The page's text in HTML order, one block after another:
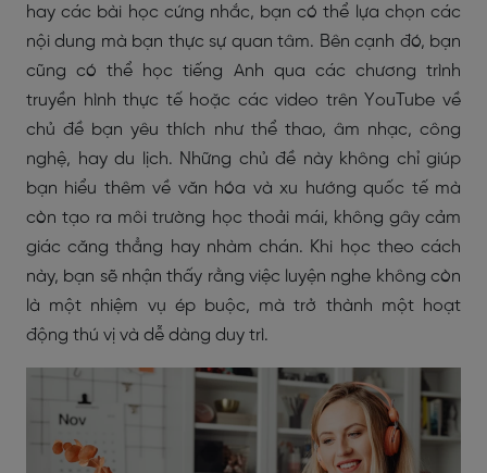
hay các bài học cứng nhắc, bạn có thể lựa chọn các
nội dung mà bạn thực sự quan tâm. Bên cạnh đó, bạn
cũng có thể học tiếng Anh qua các chương trình
truyền hình thực tế hoặc các video trên YouTube về
chủ đề bạn yêu thích như thể thao, âm nhạc, công
nghệ, hay du lịch. Những chủ đề này không chỉ giúp
bạn hiểu thêm về văn hóa và xu hướng quốc tế mà
còn tạo ra môi trường học thoải mái, không gây cảm
giác căng thẳng hay nhàm chán. Khi học theo cách
này, bạn sẽ nhận thấy rằng việc luyện nghe không còn
là một nhiệm vụ ép buộc, mà trở thành một hoạt
động thú vị và dễ dàng duy trì.